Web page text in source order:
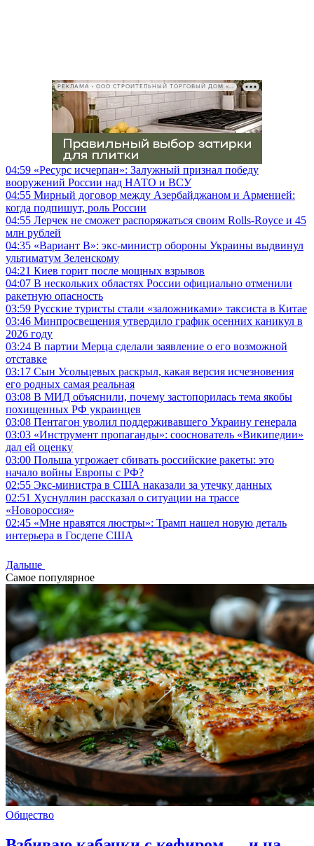
РЕКЛАМА • ООО СТРОИТЕЛЬНЫЙ ТОРГОВЫЙ ДОМ «ПЕТРОВИЧ», ИНН 7802348846
04:59 «Ресурс исчерпан»: Залужный признал победу
вооружений России над НАТО и ВСУ
04:55 Мирный договор между Азербайджаном и Арменией:
когда подпишут, роль России
04:55 Лерчек не сможет распоряжаться своим Rolls-Royce и 45
млн рублей
04:35 «Вариант B»: экс-министр обороны Украины выдвинул
ультиматум Зеленскому
04:21 Киев горит после мощных взрывов
04:07 В нескольких областях России официально отменили
ракетную опасность
03:59 Русские туристы стали «заложниками» таксиста в Китае
03:46 Минпросвещения утвердило график осенних каникул в
2026 году
03:24 В партии Мерца сделали заявление о его возможной
отставке
03:17 Сын Усольцевых раскрыл, какая версия исчезновения
его родных самая реальная
03:08 В МИД объяснили, почему застопорилась тема якобы
похищенных РФ украинцев
03:08 Пентагон уволил поддерживавшего Украину генерала
03:03 «Инструмент пропаганды»: сооснователь «Википедии»
дал ей оценку
03:00 Польша угрожает сбивать российские ракеты: это
начало войны Европы с РФ?
02:55 Экс-министра в США наказали за утечку данных
02:51 Хуснуллин рассказал о ситуации на трассе
«Новороссия»
02:45 «Мне нравятся люстры»: Трамп нашел новую деталь
интерьера в Госдепе США
Дальше
Самое популярное
Общество